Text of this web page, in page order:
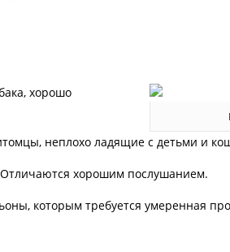
хорошо
неплохо ладящие с детьми и
хорошим послушанием.
которым требуется умеренная